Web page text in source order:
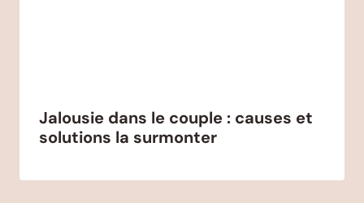
Jalousie dans le couple : causes et
solutions la surmonter